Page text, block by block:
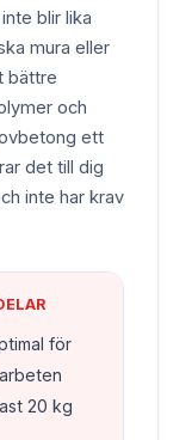
blir lika
mura eller
bättre
och
ett
det till dig
inte har krav
för
20 kg